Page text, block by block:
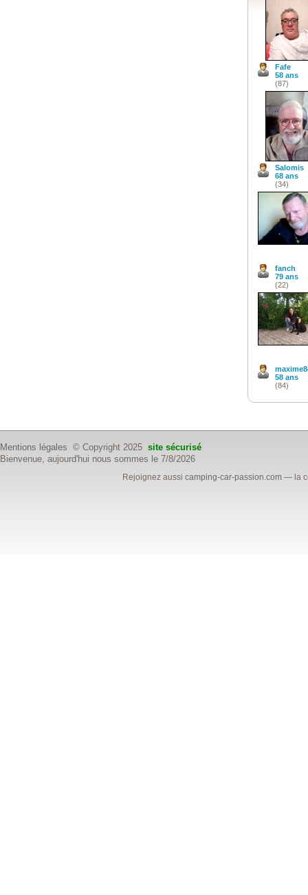
Fafe
58 ans
(87)
Salomis
68 ans
(34)
fanch
79 ans
(22)
58 ans
(84)
Mentions légales © Copyright 2025 site sécurisé
Bienvenue, aujourd'hui nous sommes le 7/8/2026
Rejoignez aussicamping-car-passion.com — la